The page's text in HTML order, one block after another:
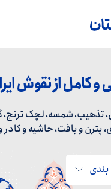
کامل از نقوش
تذهیب، شمسه، لچک ترنج،
پترن و بافت، حاشیه و کادر